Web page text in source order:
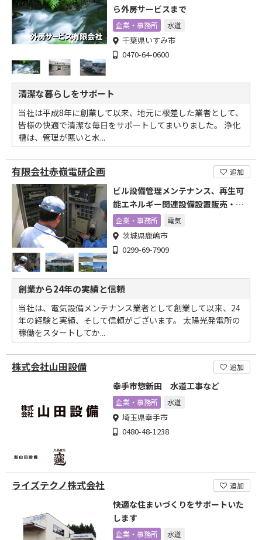
ら外房サービスまで
企業・事務所 水道
千葉県いすみ市
0470-64-0600
清潔な暮らしをサポート
当社は平成8年に創業して以来、地元に根差した業者として、
皆様の快適で清潔な毎日をサポートしてまいりました。 浄化
槽は、管理が悪いと水...
有限会社赤嶺電研企画 追加
ビル設備管理メンテナンス、再生可
能エネルギー関連設備設置販売・提
案企業・事務所 電気
茨城県鹿嶋市
0299-69-7909
創業から24年の実績と信頼
当社は、電気設備メンテナンス業者として創業して以来、24
年の経験と実績、そして信頼がございます。 太陽光発電所の
稼働をスタートしてか...
株式会社山田設備 追加
幸手市惣新田 水道工事など
企業・事務所 水道
埼玉県幸手市
0480-48-1238
ライズテクノ株式会社 追加
快適な住まいづくりをサポートいた
します
企業・事務所 水道